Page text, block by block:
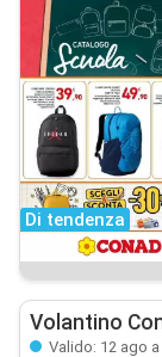
Di tendenza
Volantino
Valido: 12 ago